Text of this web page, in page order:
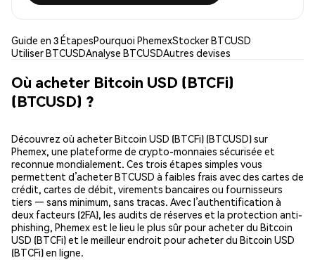
Guide en 3 ÉtapesPourquoi PhemexStocker BTCUSD
Utiliser BTCUSDAnalyse BTCUSDAutres devises
Où acheter Bitcoin USD (BTCFi)
(BTCUSD) ?
Découvrez où acheter Bitcoin USD (BTCFi) (BTCUSD) sur
Phemex, une plateforme de crypto-monnaies sécurisée et
reconnue mondialement. Ces trois étapes simples vous
permettent d’acheter BTCUSD à faibles frais avec des cartes de
crédit, cartes de débit, virements bancaires ou fournisseurs
tiers — sans minimum, sans tracas. Avec l’authentification à
deux facteurs (2FA), les audits de réserves et la protection anti-
phishing, Phemex est le lieu le plus sûr pour acheter du Bitcoin
USD (BTCFi) et le meilleur endroit pour acheter du Bitcoin USD
(BTCFi) en ligne.